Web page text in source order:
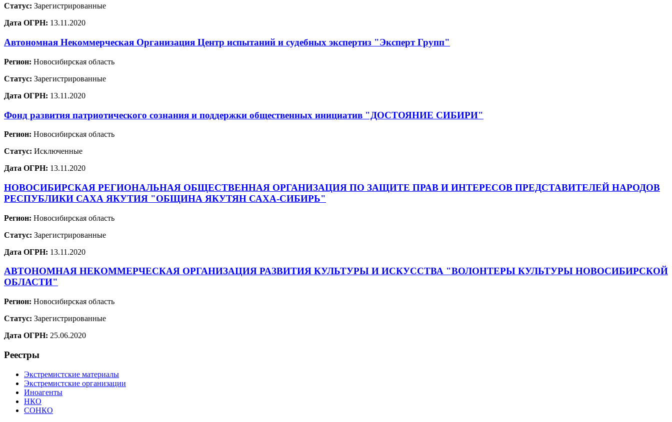
Статус: Зарегистрированные
Дата ОГРН: 13.11.2020
Автономная Некоммерческая Организация Центр испытаний и судебных экспертиз "Эксперт Групп"
Регион: Новосибирская область
Статус: Зарегистрированные
Дата ОГРН: 13.11.2020
Фонд развития патриотического сознания и поддержки общественных инициатив "ДОСТОЯНИЕ СИБИРИ"
Регион: Новосибирская область
Статус: Исключенные
Дата ОГРН: 13.11.2020
НОВОСИБИРСКАЯ РЕГИОНАЛЬНАЯ ОБЩЕСТВЕННАЯ ОРГАНИЗАЦИЯ ПО ЗАЩИТЕ ПРАВ И ИНТЕРЕСОВ ПРЕДСТАВИТЕЛЕЙ НАРОДОВ
РЕСПУБЛИКИ САХА ЯКУТИЯ "ОБЩИНА ЯКУТЯН САХА-СИБИРЬ"
Регион: Новосибирская область
Статус: Зарегистрированные
Дата ОГРН: 13.11.2020
АВТОНОМНАЯ НЕКОММЕРЧЕСКАЯ ОРГАНИЗАЦИЯ РАЗВИТИЯ КУЛЬТУРЫ И ИСКУССТВА "ВОЛОНТЕРЫ КУЛЬТУРЫ НОВОСИБИРСКОЙ
ОБЛАСТИ"
Регион: Новосибирская область
Статус: Зарегистрированные
Дата ОГРН: 25.06.2020
Реестры
Экстремистские материалы
Экстремистские организации
Иноагенты
НКО
СОНКО